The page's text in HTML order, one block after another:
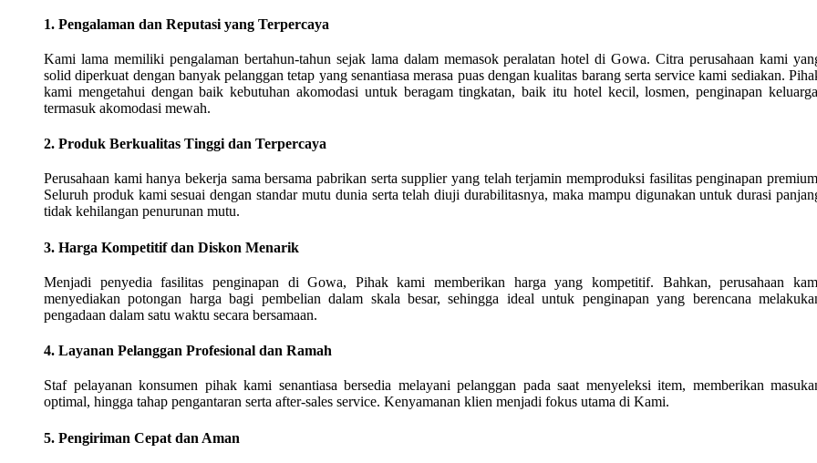
1. Pengalaman dan Reputasi yang Terpercaya
Kami lama memiliki pengalaman bertahun-tahun sejak lama dalam memasok peralatan hotel di Gowa. Citra perusahaan kami
solid diperkuat dengan banyak pelanggan tetap yang senantiasa merasa puas dengan kualitas barang serta service kami sediakan.
kami mengetahui dengan baik kebutuhan akomodasi untuk beragam tingkatan, baik itu hotel kecil, losmen, penginapan
termasuk akomodasi mewah.
2. Produk Berkualitas Tinggi dan Terpercaya
Perusahaan kami hanya bekerja sama bersama pabrikan serta supplier yang telah terjamin memproduksi fasilitas penginapan
Seluruh produk kami sesuai dengan standar mutu dunia serta telah diuji durabilitasnya, maka mampu digunakan untuk durasi
tidak kehilangan penurunan mutu.
3. Harga Kompetitif dan Diskon Menarik
Menjadi penyedia fasilitas penginapan di Gowa, Pihak kami memberikan harga yang kompetitif. Bahkan, perusahaan
menyediakan potongan harga bagi pembelian dalam skala besar, sehingga ideal untuk penginapan yang berencana
pengadaan dalam satu waktu secara bersamaan.
4. Layanan Pelanggan Profesional dan Ramah
Staf pelayanan konsumen pihak kami senantiasa bersedia melayani pelanggan pada saat menyeleksi item, memberikan
optimal, hingga tahap pengantaran serta after-sales service. Kenyamanan klien menjadi fokus utama di Kami.
5. Pengiriman Cepat dan Aman